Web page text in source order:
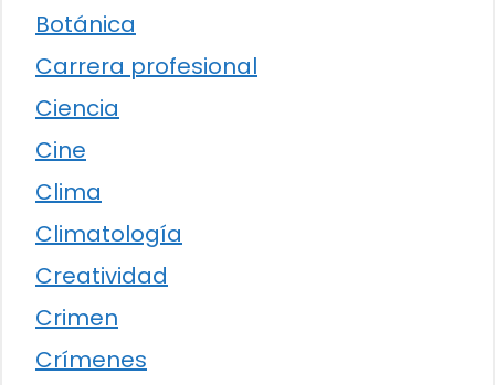
Botánica
Carrera profesional
Ciencia
Cine
Clima
Climatología
Creatividad
Crimen
Crímenes